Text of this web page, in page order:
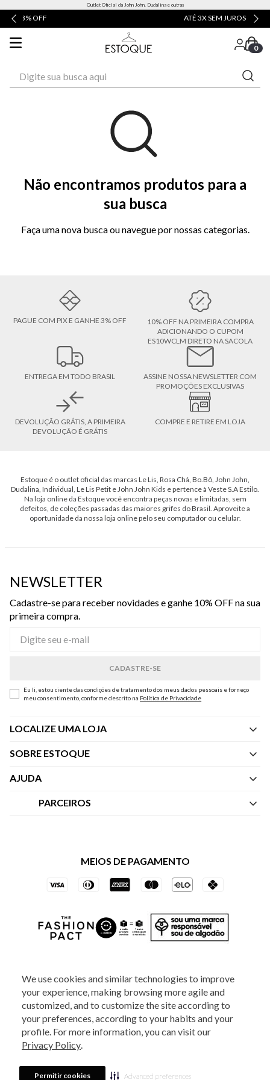
We use cookies and similar technologies to improve
your experience, making browsing more agile and
customized, and to customize the site according to
your preferences, according to your habits and your
profile. For more information, you can visit our
Privacy Policy.
Permitir cookies Advanced preferences
Outlet Oficial da John John, Dudalina e outras
0
Não encontramos produtos para a
sua busca
Faça uma nova busca ou navegue por nossas categorias.
PAGUE COM PIX E GANHE 3% OFF
10% OFF NA PRIMEIRA COMPRA
ADICIONANDO O CUPOM
ES10WCLM DIRETO NA SACOLA
ENTREGA EM TODO BRASIL
ASSINE NOSSA NEWSLETTER COM
PROMOÇÕES EXCLUSIVAS
DEVOLUÇÃO GRÁTIS, A PRIMEIRA
DEVOLUÇÃO É GRÁTIS
COMPRE E RETIRE EM LOJA
Estoque é o outlet oficial das marcas Le Lis, Rosa Chá, Bo.Bô, John John,
Dudalina, Individual, Le Lis Petit e John John Kids e pertence à Veste S.A Estilo.
Na loja online da Estoque você encontra peças novas e limitadas, sem
defeitos, de coleções passadas das maiores grifes do Brasil. Aproveite a
oportunidade da nossa loja online pelo seu computador ou celular.
NEWSLETTER
Cadastre-se para receber novidades e ganhe 10% OFF na sua
primeira compra.
Eu li, estou ciente das condições de tratamento dos meus dados pessoais e forneço
meu consentimento, conforme descrito na Política de Privacidade
LOCALIZE UMA LOJA
SOBRE ESTOQUE
Quem Somos
AJUDA
Central de Atendimento
Trocas e Devoluções
PARCEIROS
Vai de Visa
Azul Fidelidade
MEIOS DE PAGAMENTO
2025 - Veste S.A Estilo. Todos os direitos reservados - A loja Estoque reserva-
se no direito de corrigir ou alterar informações como: preços, promoções e
880 5520.Horário de Atendimento:
Sábados das 8h às 14h, exceto feriados. Veste S.A Estilo. Rua Othão, 405, Vila